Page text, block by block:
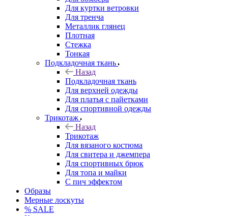
Для куртки ветровки
Для тренча
Металлик глянец
Плотная
Стежка
Тонкая
Подкладочная ткань
Назад
Подкладочная ткань
Для верхней одежды
Для платья с пайетками
Для спортивной одежды
Трикотаж
Назад
Трикотаж
Для вязаного костюма
Для свитера и джемпера
Для спортивных брюк
Для топа и майки
С пич эффектом
Образы
Мерные лоскуты
% SALE